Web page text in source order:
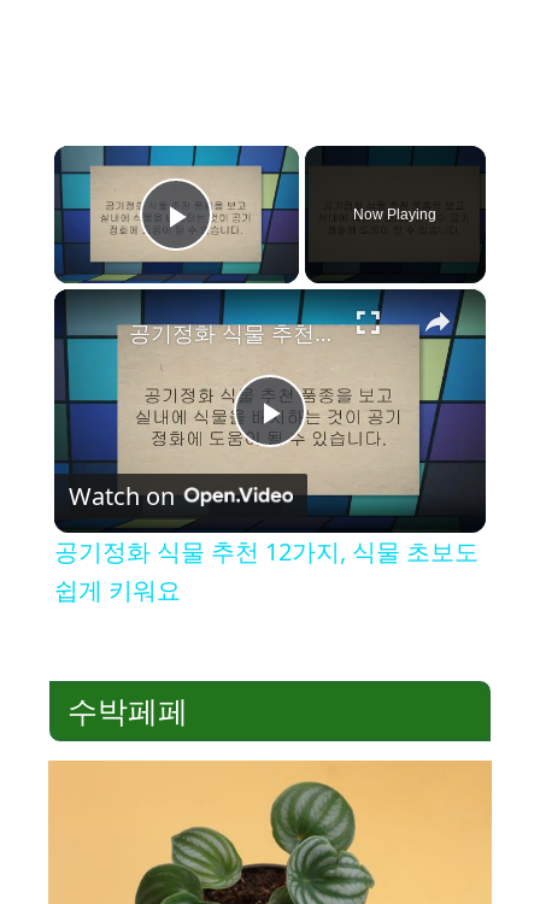
×
Play Video
Now Playing
×
P
V
i
d
공기정화 식물 추천 12가지, 식물 초보도 쉽게 키워요
Watch on
공기정화 식물 추천 12가지, 식물 초보도
쉽게 키워요
수박페페